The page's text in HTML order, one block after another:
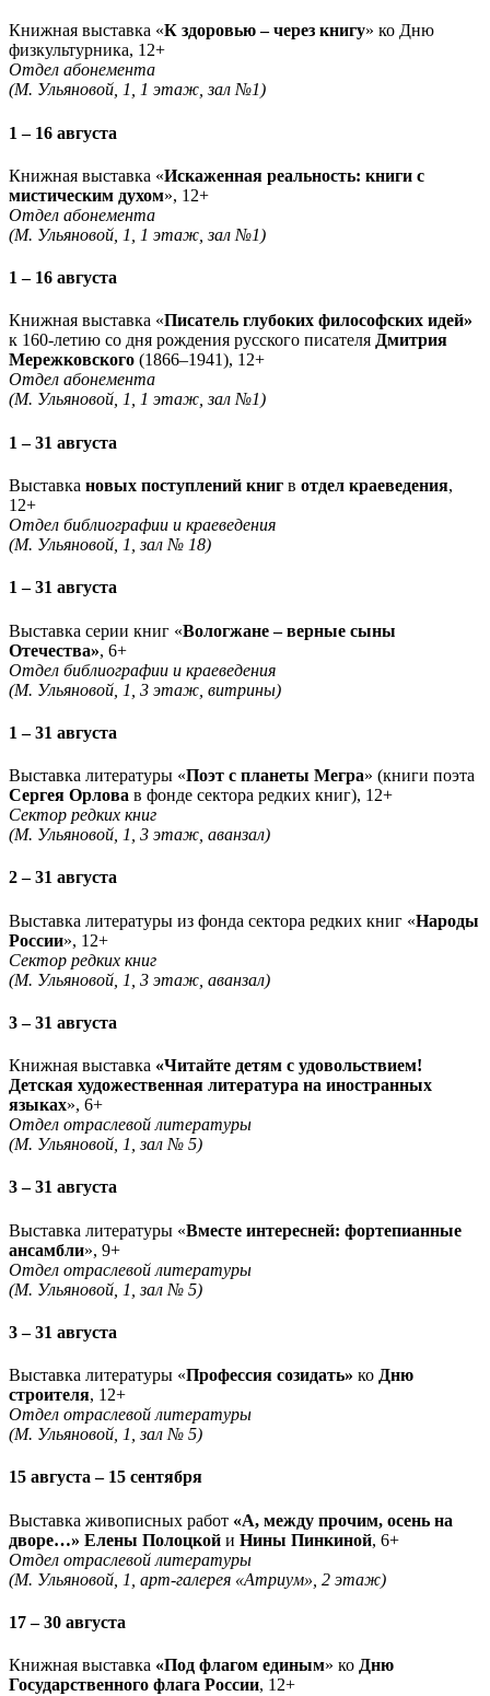
Книжная выставка «К здоровью – через книгу» ко Дню
физкультурника, 12+
Отдел абонемента
(М. Ульяновой, 1, 1 этаж, зал №1)
1 – 16 августа
Книжная выставка «Искаженная реальность: книги с
мистическим духом», 12+
Отдел абонемента
(М. Ульяновой, 1, 1 этаж, зал №1)
1 – 16 августа
Книжная выставка «Писатель глубоких философских идей»
к 160-летию со дня рождения русского писателя Дмитрия
Мережковского (1866–1941), 12+
Отдел абонемента
(М. Ульяновой, 1, 1 этаж, зал №1)
1 – 31 августа
Выставка новых поступлений книг в отдел краеведения,
12+
Отдел библиографии и краеведения
(М. Ульяновой, 1, зал № 18)
1 – 31 августа
Выставка серии книг «Вологжане – верные сыны
Отечества», 6+
Отдел библиографии и краеведения
(М. Ульяновой, 1, 3 этаж, витрины)
1 – 31 августа
Выставка литературы «Поэт с планеты Мегра» (книги поэта
Сергея Орлова в фонде сектора редких книг), 12+
Сектор редких книг
(М. Ульяновой, 1, 3 этаж, аванзал)
2 – 31 августа
Выставка литературы из фонда сектора редких книг «Народы
России», 12+
Сектор редких книг
(М. Ульяновой, 1, 3 этаж, аванзал)
3 – 31 августа
Книжная выставка «Читайте детям с удовольствием!
Детская художественная литература на иностранных
языках», 6+
Отдел отраслевой литературы
(М. Ульяновой, 1, зал № 5)
3 – 31 августа
Выставка литературы «Вместе интересней: фортепианные
ансамбли», 9+
Отдел отраслевой литературы
(М. Ульяновой, 1, зал № 5)
3 – 31 августа
Выставка литературы «Профессия созидать» ко Дню
строителя, 12+
Отдел отраслевой литературы
(М. Ульяновой, 1, зал № 5)
15 августа – 15 сентября
Выставка живописных работ «А, между прочим, осень на
дворе…» Елены Полоцкой и Нины Пинкиной, 6+
Отдел отраслевой литературы
(М. Ульяновой, 1, арт-галерея «Атриум», 2 этаж)
17 – 30 августа
Книжная выставка «Под флагом единым» ко Дню
Государственного флага России, 12+